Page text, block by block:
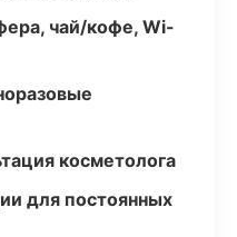
чай/кофе, Wi-
косметолога
для постоянных